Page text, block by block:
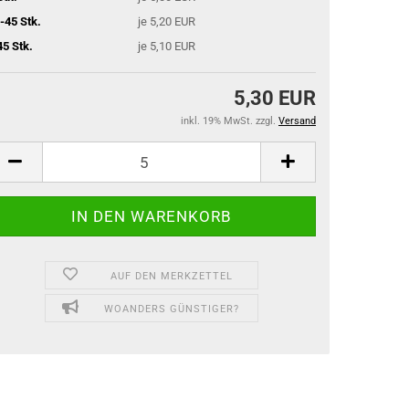
45 Stk.
je 5,20 EUR
Stk.
je 5,10 EUR
5,30 EUR
inkl. 19% MwSt. zzgl. Versand
AUF DEN MERKZETTEL
WOANDERS GÜNSTIGER?